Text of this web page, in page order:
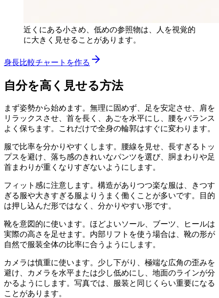
近くにある小さめ、低めの参照物は、人を視覚的
に大きく見せることがあります。
身長比較チャートを作る
自分を高く見せる方法
まず姿勢から始めます。無理に固めず、足を安定させ、肩を
リラックスさせ、首を長く、あごを水平にし、腰をバランス
よく保ちます。これだけで全身の輪郭はすぐに変わります。
服で比率を分かりやすくします。腰線を見せ、長すぎるトッ
プスを避け、落ち感のきれいなパンツを選び、胴まわりや足
首まわりが重くなりすぎないようにします。
フィット感に注意します。構造がありつつ楽な服は、きつす
ぎる服や大きすぎる服よりうまく働くことが多いです。目的
は押し込んだ形ではなく、分かりやすい形です。
靴を意図的に使います。ほどよいソール、ブーツ、ヒールは
実際の高さを足せます。内部リフトを使う場合は、靴の形が
自然で服装全体の比率に合うようにします。
カメラは慎重に使います。少し下がり、極端な広角の歪みを
避け、カメラを水平または少し低めにし、地面のラインが分
かるようにします。写真では、服装と同じくらい重要になる
ことがあります。